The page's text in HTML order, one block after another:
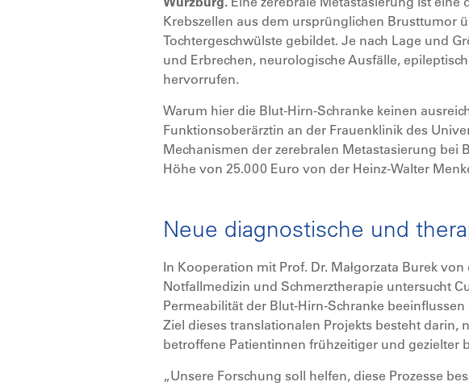
Krebszellen aus dem ursprünglichen Brusttumor
Tochtergeschwülste gebildet. Je nach Lage und
und Erbrechen, neurologische Ausfälle,
hervorrufen.
Warum hier die Blut-Hirn-Schranke keinen
Funktionsoberärztin an der Frauenklinik des
Mechanismen der zerebralen Metastasierung
Höhe von 25.000 Euro von der Heinz-Walter
Neue diagnostische und
In Kooperation mit Prof. Dr. Małgorzata Burek
Notfallmedizin und Schmerztherapie untersucht
Permeabilität der Blut-Hirn-Schranke
Ziel dieses translationalen Projekts besteht darin,
betroffene Patientinnen frühzeitiger und gezielter
„Unsere Forschung soll helfen, diese Prozesse